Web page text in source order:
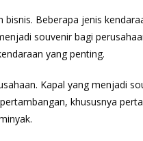
Beberapa jenis
souvenir bagi
yang penting.
Kapal yang menjadi
khususnya